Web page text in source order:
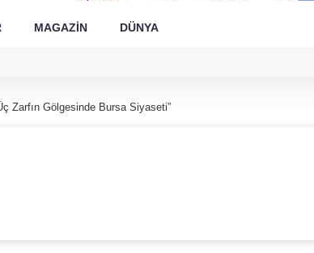
MAGAZİN DÜNYA
Zarfın Gölgesinde Bursa Siyaseti”